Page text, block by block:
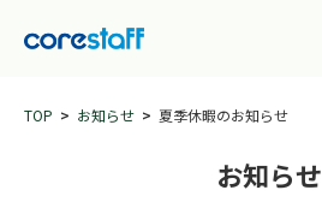
TOP お知らせ 夏季休暇のお知らせ
お知らせ